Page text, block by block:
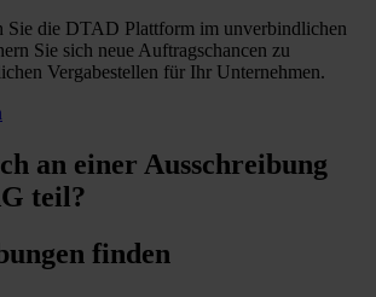
Sie die DTAD Plattform im unverbindlichen
Sie sich neue Auftragschancen zu
Vergabestellen für Ihr Unternehmen.
an einer Ausschreibung
teil?
finden